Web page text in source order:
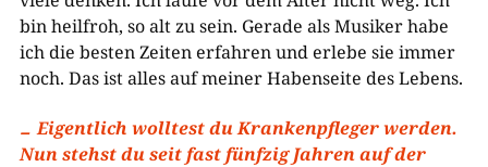
bin heilfroh, so alt zu sein. Gerade als Musiker habe
ich die besten Zeiten erfahren und erlebe sie immer
noch. Das ist alles auf meiner Habenseite des Lebens.
Eigentlich wolltest du Krankenpfleger werden.
Nun stehst du seit fast fünfzig Jahren auf der